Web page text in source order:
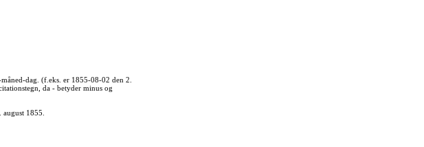
dag. (f.eks. er 1855-08-02 den 2.
da - betyder minus og
1855.